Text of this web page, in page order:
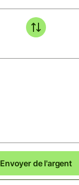
Envoyer de l'argent